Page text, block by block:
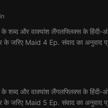
और वाक्यांश लैंगलफ्लिक्स के हिंदी-
के जरिए Maid 4 Ep. संवाद का अनुवाद
और वाक्यांश लैंगलफ्लिक्स के हिंदी-
के जरिए Maid 5 Ep. संवाद का अनुवाद